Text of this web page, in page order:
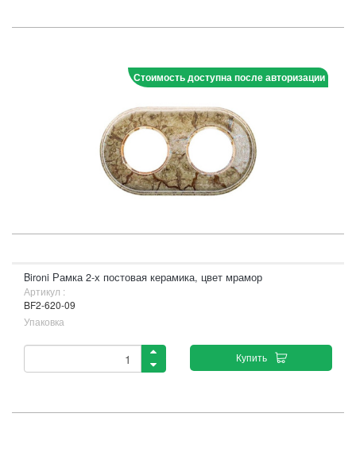
Стоимость доступна после авторизации
Bironi Рамка 2-х постовая керамика, цвет мрамор
Артикул :
BF2-620-09
Упаковка
Купить